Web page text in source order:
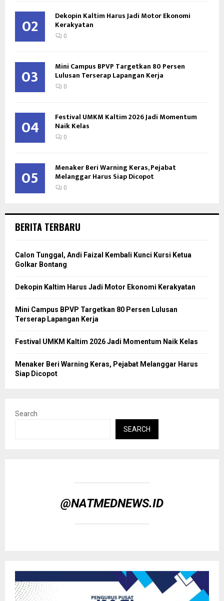
02 Dekopin Kaltim Harus Jadi Motor Ekonomi
Kerakyatan
0
03 Mini Campus BPVP Targetkan 80 Persen
Lulusan Terserap Lapangan Kerja
0
04 Festival UMKM Kaltim 2026 Jadi Momentum
Naik Kelas
0
05 Menaker Beri Warning Keras, Pejabat
Melanggar Harus Siap Dicopot
0
BERITA TERBARU
Calon Tunggal, Andi Faizal Kembali Kunci Kursi Ketua
Golkar Bontang
Dekopin Kaltim Harus Jadi Motor Ekonomi Kerakyatan
Mini Campus BPVP Targetkan 80 Persen Lulusan
Terserap Lapangan Kerja
Festival UMKM Kaltim 2026 Jadi Momentum Naik Kelas
Menaker Beri Warning Keras, Pejabat Melanggar Harus
Siap Dicopot
Search
SEARCH
@NATMEDNEWS.ID